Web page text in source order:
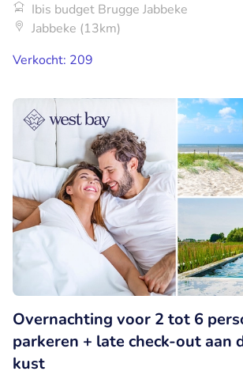
Ibis budget Brugge Jabbeke
Jabbeke (13km)
Verkocht: 209
Overnachting voor 2 tot 6
parkeren + late check-out aan
kust